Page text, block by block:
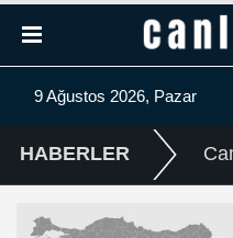
9 Ağustos 2026, Pazar
HABERLER